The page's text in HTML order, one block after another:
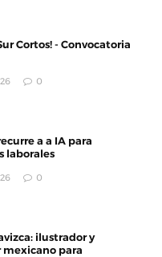
Cortos! - Convocatoria
0
a a IA para
laborales
0
ilustrador y
mexicano para